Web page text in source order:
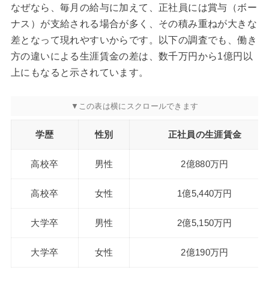
なぜなら、毎月の給与に加えて、正社員には賞与（ボー
ナス）が支給される場合が多く、その積み重ねが大きな
差となって現れやすいからです。以下の調査でも、働き
方の違いによる生涯賃金の差は、数千万円から1億円以
上にもなると示されています。
学歴 性別 正社員の生涯賃金
高校卒 男性 2億880万円
高校卒 女性 1億5,440万円
大学卒 男性 2億5,150万円
大学卒 女性 2億190万円